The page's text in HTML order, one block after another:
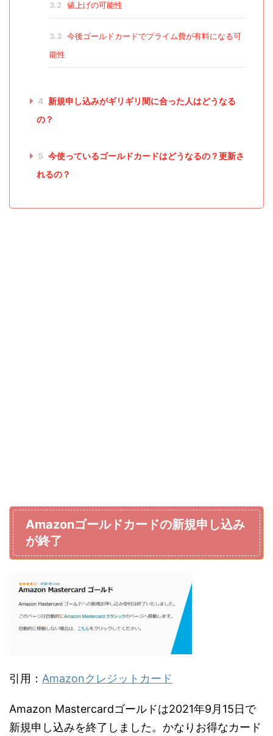
3.2 値上げの可能性
3.3
今後ゴールドカードでプライム費が有料になる可
能性
4 新規申し込みがギリギリ間に合った人はどうなる
の？
5 今使っているゴールドカードはどうなるの？更新さ
れるの？
Amazonゴールドカードの新規申し込み
が終了
引用： Amazonクレジットカード
Amazon Mastercardゴールドは2021年9月15日で
新規申し込みを終了しました。かなりお得なカード